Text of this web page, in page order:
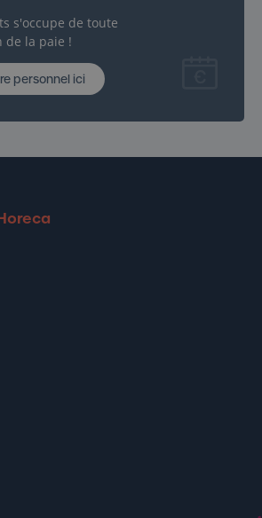
s'occupe de toute
la paie !
personnel ici